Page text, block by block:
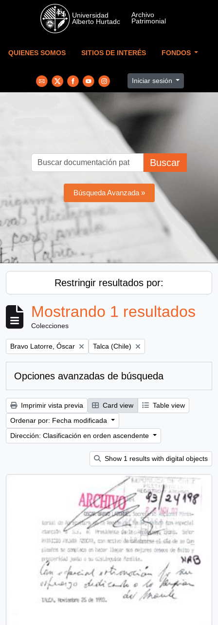
Skip to main content
QUIENES SOMOS SITIOS DE INTERÉS FONDOS
Iniciar sesión
Buscar
Búsqueda Avanzada »
Restringir resultados por:
Mostrando 1 resultados
Colecciones
Remove filter:
Bravo Latorre, Óscar Remove filter:
Talca (Chile)
Opciones avanzadas de búsqueda
Imprimir vista previa Card view
Table view
Ordenar por: Fecha modificada
Dirección: Clasificación en orden ascendente
Show 1 results with digital objects